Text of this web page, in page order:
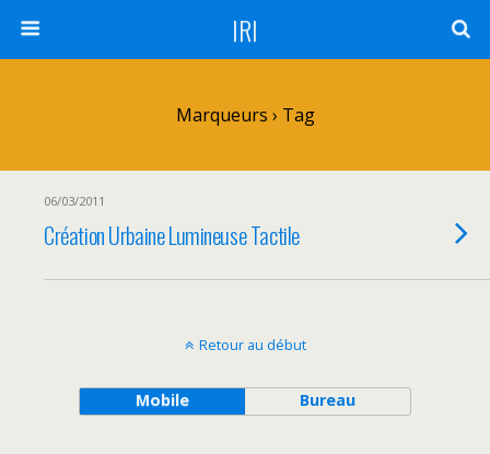
IRI
Marqueurs › Tag
06/03/2011
Création Urbaine Lumineuse Tactile
Retour au début
Mobile Bureau